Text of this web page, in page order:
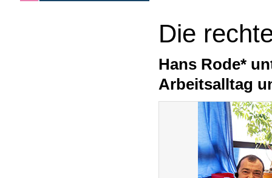
Die
Hans Rode*
Arbeitsalltag